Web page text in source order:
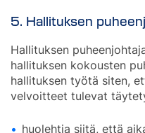
5. Hallituksen
Hallituksen
hallituksen kokousten
hallituksen työtä siten,
velvoitteet tulevat
huolehtia siitä, että